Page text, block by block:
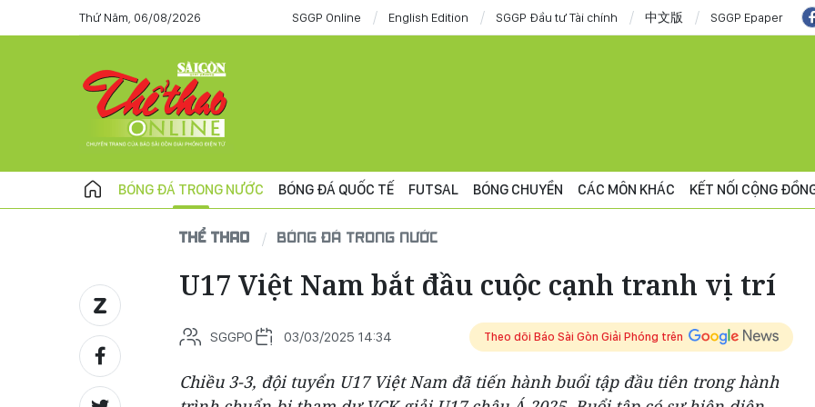
Thứ Năm, 06/08/2026 SGGP Online English Edition SGGP Đầu tư Tài chính 中文版 SGGP Epaper
BÓNG ĐÁ TRONG NƯỚC BÓNG ĐÁ QUỐC TẾ FUTSAL BÓNG CHUYỀN CÁC MÔN KHÁC KẾT NỐI CỘNG
THỂ THAO BÓNG ĐÁ TRONG NƯỚC
U17 Việt Nam bắt đầu cuộc cạnh tranh vị trí
SGGPO 03/03/2025 14:34 Theo dõi Báo Sài Gòn Giải Phóng trên
Chiều 3-3, đội tuyển U17 Việt Nam đã tiến hành buổi tập đầu tiên trong hành